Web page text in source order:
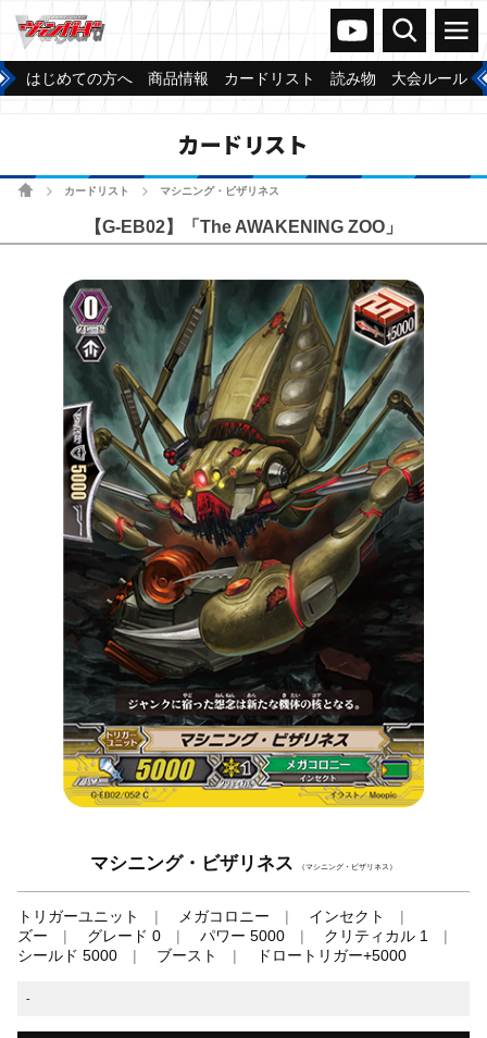
ヴァンガードch
検索 メニュー
はじめての方へ 商品情報 カードリスト 読み物 大会ルール
カードリスト
ホームカードリスト マシニング・ビザリネス
【G-EB02】「The AWAKENING ZOO」
マシニング・ビザリネス （マシニング・ビザリネス）
トリガーユニット メガコロニー
インセクト
ズー
グレード 0 パワー 5000
クリティカル 1
シールド 5000
ブースト ドロートリガー+5000
-